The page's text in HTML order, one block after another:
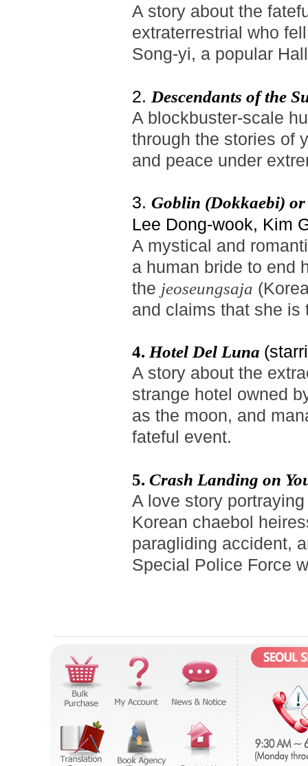
A story about the
extraterrestrial who
Song-yi, a popular
2. Descendants of the
A blockbuster-scale
through the stories of
and peace under
3. Goblin (Dokkaebi)
Lee Dong-wook, Kim
A mystical and
a human bride to end
the jeoseungsaja
and claims that she
4. Hotel Del Luna
A story about the
strange hotel owned
as the moon, and
fateful event.
5. Crash Landing on
A love story
Korean chaebol
paragliding accident,
Special Police Force